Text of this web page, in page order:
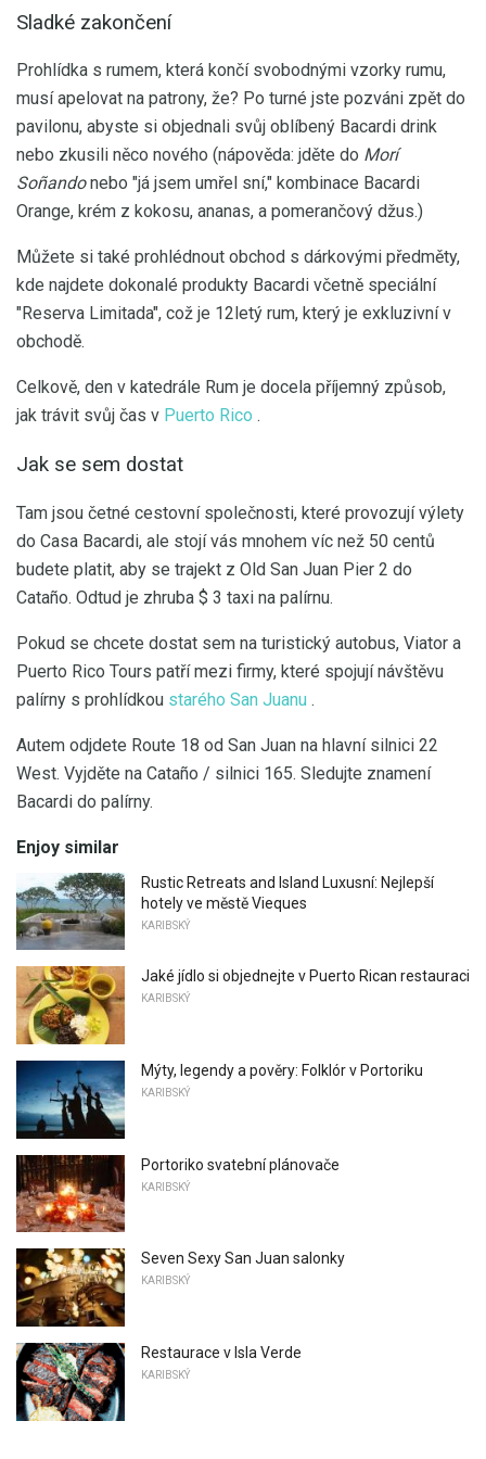
Sladké zakončení
Prohlídka s rumem, která končí svobodnými vzorky rumu,
musí apelovat na patrony, že? Po turné jste pozváni zpět do
pavilonu, abyste si objednali svůj oblíbený Bacardi drink
nebo zkusili něco nového (nápověda: jděte do Morí
Soñandonebo "já jsem umřel sní," kombinace Bacardi
Orange, krém z kokosu, ananas, a pomerančový džus.)
Můžete si také prohlédnout obchod s dárkovými předměty,
kde najdete dokonalé produkty Bacardi včetně speciální
"Reserva Limitada", což je 12letý rum, který je exkluzivní v
obchodě.
Celkově, den v katedrále Rum je docela příjemný způsob,
jak trávit svůj čas v Puerto Rico .
Jak se sem dostat
Tam jsou četné cestovní společnosti, které provozují výlety
do Casa Bacardi, ale stojí vás mnohem víc než 50 centů
budete platit, aby se trajekt z Old San Juan Pier 2 do
Cataño. Odtud je zhruba $ 3 taxi na palírnu.
Pokud se chcete dostat sem na turistický autobus, Viator a
Puerto Rico Tours patří mezi firmy, které spojují návštěvu
palírny s prohlídkou starého San Juanu .
Autem odjdete Route 18 od San Juan na hlavní silnici 22
West. Vyjděte na Cataño / silnici 165. Sledujte znamení
Bacardi do palírny.
Enjoy similar
Rustic Retreats and Island Luxusní: Nejlepší
hotely ve městě Vieques
KARIBSKÝ
Jaké jídlo si objednejte v Puerto Rican restauraci
KARIBSKÝ
Mýty, legendy a pověry: Folklór v Portoriku
KARIBSKÝ
Portoriko svatební plánovače
KARIBSKÝ
Seven Sexy San Juan salonky
KARIBSKÝ
Restaurace v Isla Verde
KARIBSKÝ